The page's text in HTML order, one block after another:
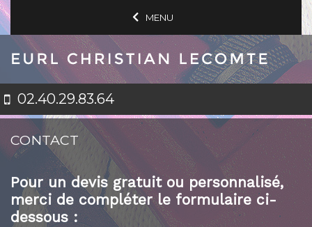
MENU
02.40.29.83.64
Pour un devis gratuit ou personnalisé,
merci de compléter le formulaire ci-
dessous :
CONTACT